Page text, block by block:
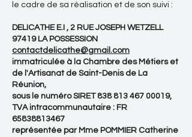
le cadre de sa réalisation et de son suivi :
DELICATHE E.I , 2 RUE JOSEPH WETZELL
97419 LA POSSESSION
contactdelicathe@gmail.com
immatriculée à la Chambre des Métiers et
de l'Artisanat de Saint-Denis de La
Réunion,
sous le numéro SIRET 838 813 467 00019,
TVA intracommunautaire : FR
65838813467
représentée par Mme POMMIER Catherine